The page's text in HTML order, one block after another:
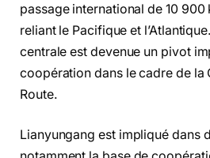
passage international de 10
reliant le Pacifique et
centrale est devenue un pivot
coopération dans le cadre de la
Route.
Lianyungang est impliqué dans